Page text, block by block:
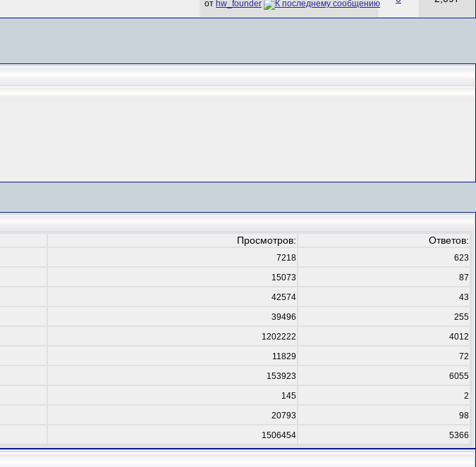
от hw_founder
Просмотров: Ответов:
7218
623
15073
87
42574
43
39496
255
1202222
4012
11829
72
153923
6055
145
2
20793
98
1506454 5366